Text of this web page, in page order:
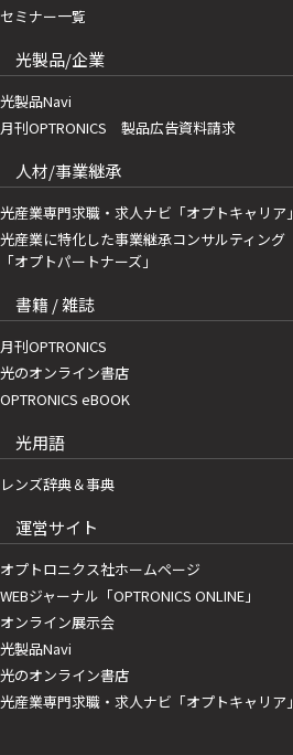
セミナー一覧
光製品/企業
光製品Navi
月刊OPTRONICS 製品広告資料請求
人材/事業継承
光産業専門求職・求人ナビ「オプトキャリア」
光産業に特化した事業継承コンサルティング
「オプトパートナーズ」
書籍 / 雑誌
月刊OPTRONICS
光のオンライン書店
OPTRONICS eBOOK
光用語
レンズ辞典＆事典
運営サイト
オプトロニクス社ホームページ
WEBジャーナル「OPTRONICS ONLINE」
オンライン展示会
光製品Navi
光のオンライン書店
光産業専門求職・求人ナビ「オプトキャリア」